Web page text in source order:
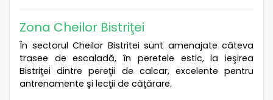
Zona Cheilor Bistriţei
În sectorul Cheilor Bistritei sunt amenajate câteva
trasee de escaladă, în peretele estic, la ieşirea
Bistriţei dintre pereţii de calcar, excelente pentru
antrenamente şi lecţii de căţărare.